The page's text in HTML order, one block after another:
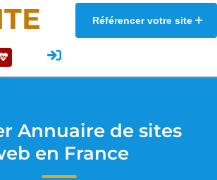
Référencer votre site
Annuaire de sites
en France